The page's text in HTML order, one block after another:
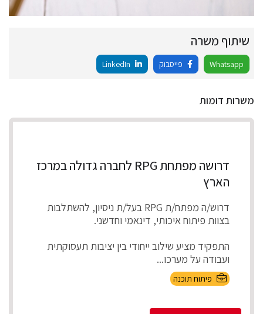
שיתוף משרה
Whatsapp פייסבוק
משרות דומות
דרושה מפתחת RPG לחברה גדולה במרכז
הארץ
דרוש/ה מפתח/ת RPG בעל/ת ניסיון, להשתלבות
בצוות פיתוח איכותי, דינאמי וחדשני.
התפקיד מציע שילוב ייחודי בין יציבות תעסוקתית
ועבודה על מערכו...
פיתוח תוכנה